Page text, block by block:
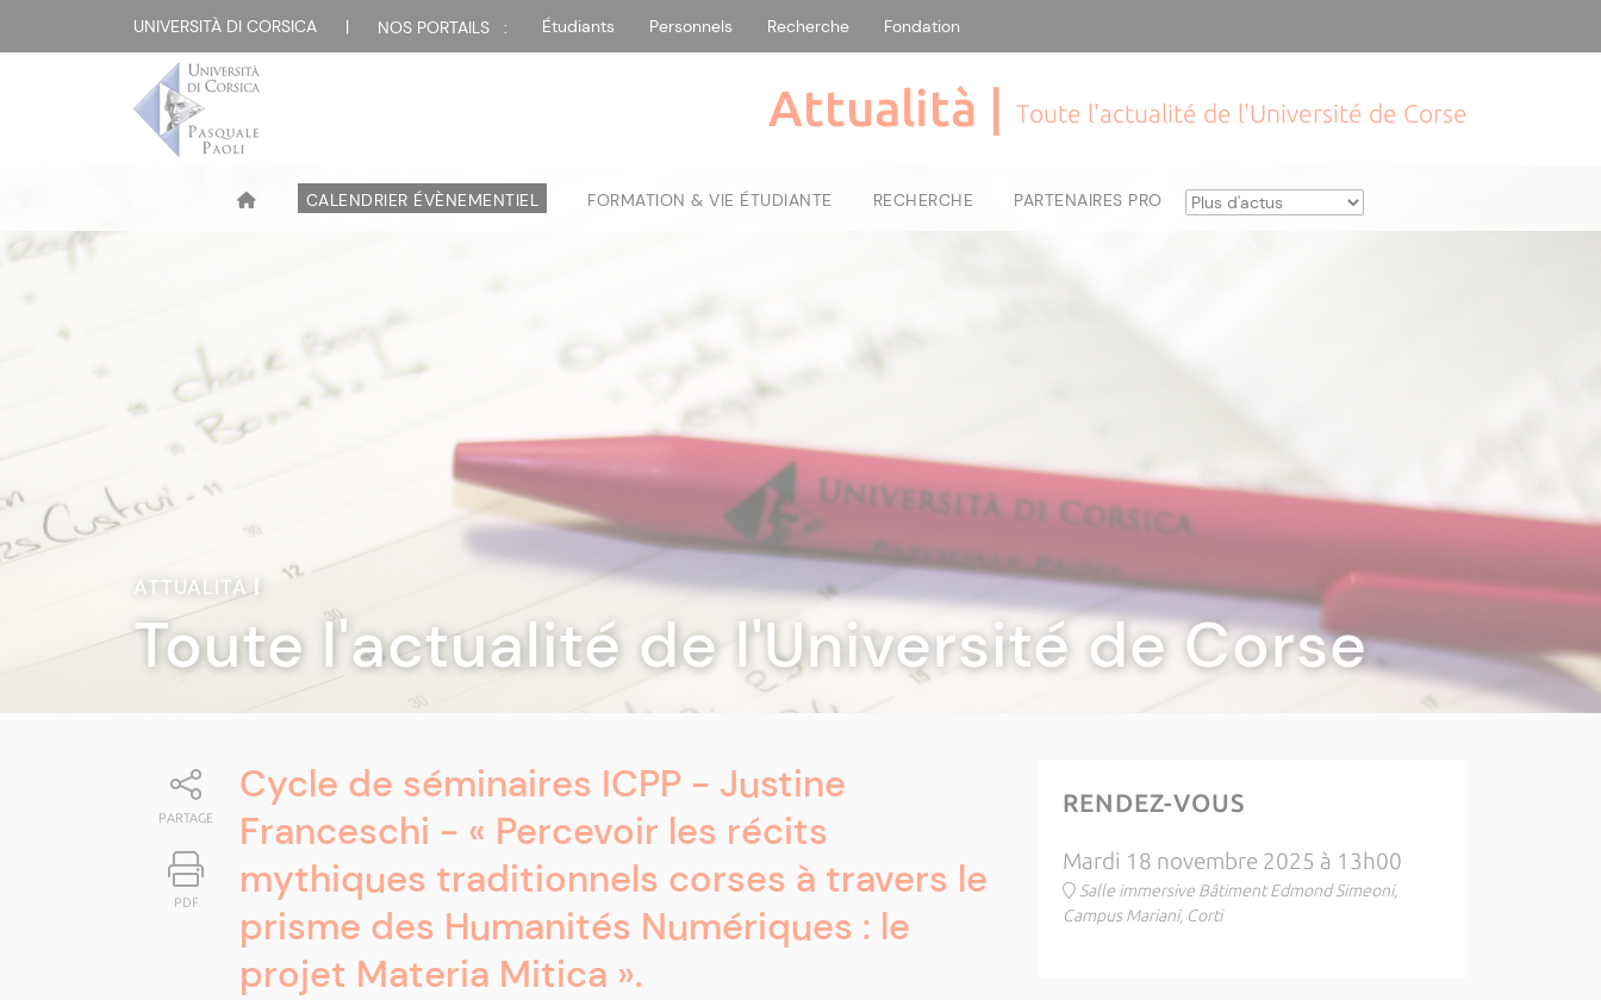
UNIVERSITÀ DI CORSICA | NOS PORTAILS : Étudiants Personnels Recherche Fondation
Attualità | Toute l'actualité de l'Université de Corse
CALENDRIER ÉVÈNEMENTIEL FORMATION & VIE ÉTUDIANTE RECHERCHE PARTENAIRES PRO
ATTUALITÀ|
Toute l'actualité de l'Université de Corse
PARTAGE
PDF
Cycle de séminaires ICPP - Justine
Franceschi - « Percevoir les récits
mythiques traditionnels corses à travers le
prisme des Humanités Numériques : le
projet Materia Mitica ».
RENDEZ-VOUS
Mardi 18 novembre 2025 à 13h00
Salle immersive Bâtiment Edmond Simeoni,
Campus Mariani, Corti